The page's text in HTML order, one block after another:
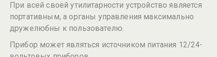
При всей своей утилитарности устройство является
портативным, а органы управления максимально
дружелюбны к пользователю.
Прибор может являться источником питания 12/24-